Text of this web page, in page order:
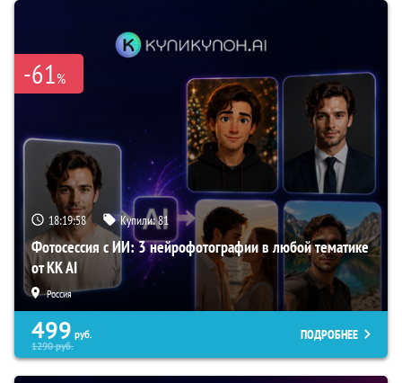
-61%
18:19:57 Купили:81
Фотосессия с ИИ: 3 нейрофотографии в любой тематике
от KK AI
Россия
499 руб.
1290руб.
ПОДРОБНЕЕ